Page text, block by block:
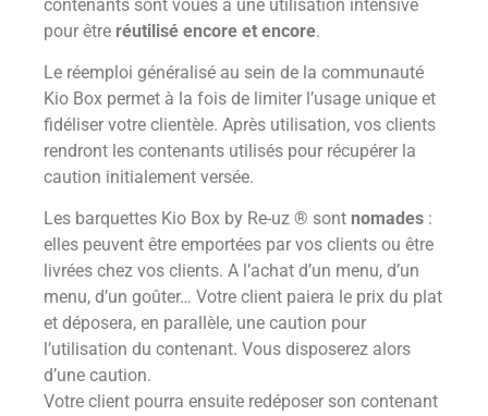
contenants sont voués à une utilisation intensive
pour être réutilisé encore et encore.
Le réemploi généralisé au sein de la communauté
Kio Box permet à la fois de limiter l’usage unique et
fidéliser votre clientèle. Après utilisation, vos clients
rendront les contenants utilisés pour récupérer la
caution initialement versée.
Les barquettes Kio Box by Re-uz ® sont nomades :
elles peuvent être emportées par vos clients ou être
livrées chez vos clients. A l’achat d’un menu, d’un
menu, d’un goûter… Votre client paiera le prix du plat
et déposera, en parallèle, une caution pour
l’utilisation du contenant. Vous disposerez alors
d’une caution.
Votre client pourra ensuite redéposer son contenant